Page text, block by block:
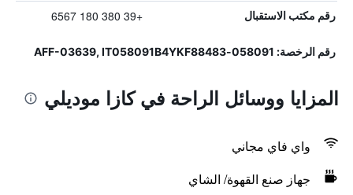
رقم مكتب الاستقبال +39 380 180 6567
رقم الرخصة: 058091-AFF-03639, IT058091B4YKF88483
المزايا ووسائل الراحة في كازا موديلي
واي فاي مجاني
جهاز صنع القهوة/ الشاي